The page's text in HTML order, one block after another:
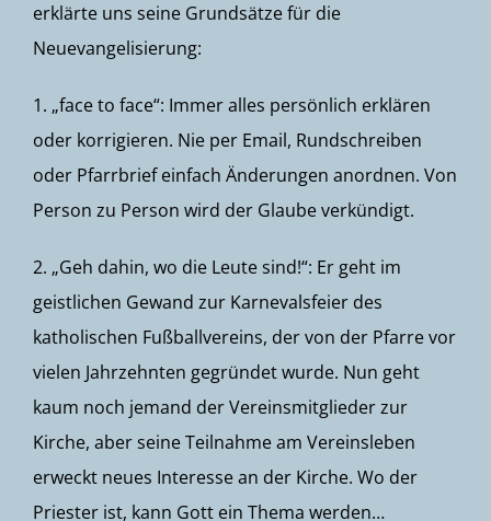
erklärte uns seine Grundsätze für die
Neuevangelisierung:
1. „face to face“: Immer alles persönlich erklären
oder korrigieren. Nie per Email, Rundschreiben
oder Pfarrbrief einfach Änderungen anordnen. Von
Person zu Person wird der Glaube verkündigt.
2. „Geh dahin, wo die Leute sind!“: Er geht im
geistlichen Gewand zur Karnevalsfeier des
katholischen Fußballvereins, der von der Pfarre vor
vielen Jahrzehnten gegründet wurde. Nun geht
kaum noch jemand der Vereinsmitglieder zur
Kirche, aber seine Teilnahme am Vereinsleben
erweckt neues Interesse an der Kirche. Wo der
Priester ist, kann Gott ein Thema werden…